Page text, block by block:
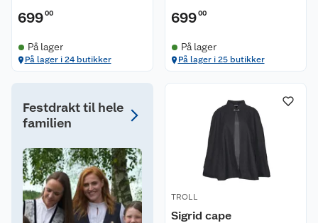
69900
På lager
På lager i 24 butikker
69900
På lager
På lager i 25 butikker
Festdrakt til hele
familien
TROLL
Sigrid cape